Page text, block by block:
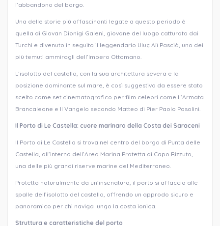
l’abbandono del borgo.
Una delle storie più affascinanti legate a questo periodo è
quella di Giovan Dionigi Galeni, giovane del luogo catturato dai
Turchi e divenuto in seguito il leggendario Uluç Alì Pascià, uno dei
più temuti ammiragli dell’Impero Ottomano.
L’isolotto del castello, con la sua architettura severa e la
posizione dominante sul mare, è così suggestivo da essere stato
scelto come set cinematografico per film celebri come L’Armata
Brancaleone e Il Vangelo secondo Matteo di Pier Paolo Pasolini.
Il Porto di Le Castella: cuore marinaro della Costa dei Saraceni
Il Porto di Le Castella si trova nel centro del borgo di Punta delle
Castella, all’interno dell’Area Marina Protetta di Capo Rizzuto,
una delle più grandi riserve marine del Mediterraneo.
Protetto naturalmente da un’insenatura, il porto si affaccia alle
spalle dell’isolotto del castello, offrendo un approdo sicuro e
panoramico per chi naviga lungo la costa ionica.
Struttura e caratteristiche del porto